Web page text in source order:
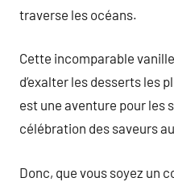
traverse les océans.
Cette incomparable
d’exalter les desserts les
est une aventure pour les
célébration des saveurs
Donc, que vous soyez un